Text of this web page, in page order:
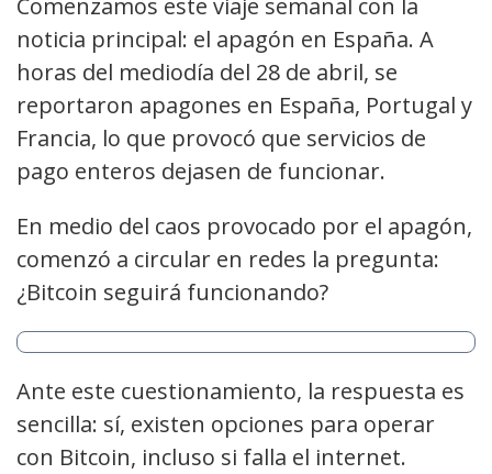
Comenzamos este viaje semanal con la
noticia principal: el apagón en España. A
horas del mediodía del 28 de abril, se
reportaron apagones en España, Portugal y
Francia, lo que provocó que servicios de
pago enteros dejasen de funcionar.
En medio del caos provocado por el apagón,
comenzó a circular en redes la pregunta:
¿Bitcoin seguirá funcionando?
Ante este cuestionamiento, la respuesta es
sencilla: sí, existen opciones para operar
con Bitcoin, incluso si falla el internet.